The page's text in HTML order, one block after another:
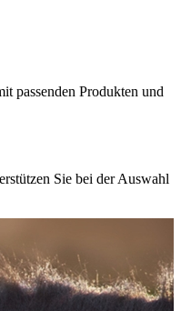
passenden Produkten und
Sie bei der Auswahl